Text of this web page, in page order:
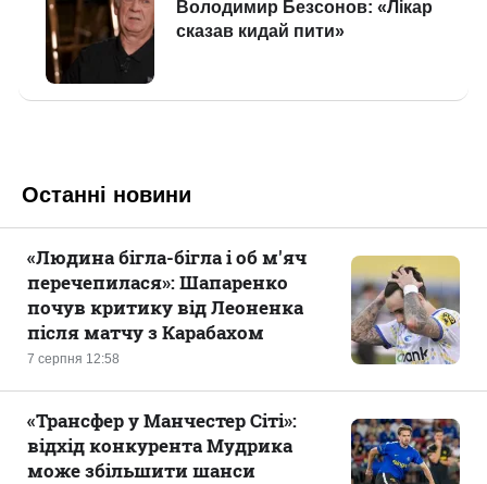
Останні новини
7 серпня 12:58
«Людина бігла-бігла і об м'яч
перечепилася»: Шапаренко
почув критику від Леоненка
після матчу з Карабахом
«Трансфер у Манчестер Сіті»:
відхід конкурента Мудрика
може збільшити шанси